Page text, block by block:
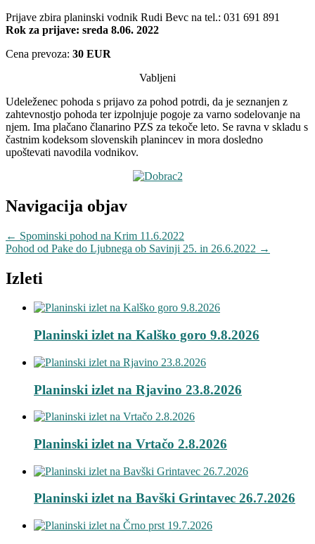
Prijave zbira planinski vodnik Rudi Bevc na tel.: 031 691 891
Rok za prijave: sreda 8.06. 2022
Cena prevoza: 30 EUR
Vabljeni
Udeleženec pohoda s prijavo za pohod potrdi, da je seznanjen z
zahtevnostjo pohoda ter izpolnjuje pogoje za varno sodelovanje na
njem. Ima plačano članarino PZS za tekoče leto. Se ravna v skladu s
častnim kodeksom slovenskih planincev in mora dosledno
upoštevati navodila vodnikov.
Navigacija objav
← Spominski pohod na Krim 11.6.2022
Pohod od Pake do Ljubnega ob Savinji 25. in 26.6.2022 →
Izleti
Planinski izlet na Kalško goro 9.8.2026
Planinski izlet na Rjavino 23.8.2026
Planinski izlet na Vrtačo 2.8.2026
Planinski izlet na Bavški Grintavec 26.7.2026